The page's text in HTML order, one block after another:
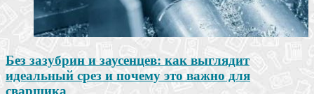
Без зазубрин и заусенцев: как выглядит
идеальный срез и почему это важно для
сварщика